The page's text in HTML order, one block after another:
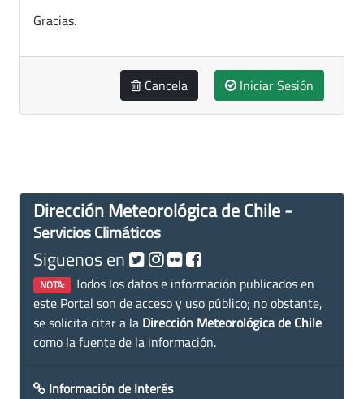
Gracias.
Cancela Iniciar Sesión
Dirección Meteorológica de Chile -
Servicios Climáticos
Siguenos en
NOTA: Todos los datos e información publicados en
este Portal son de acceso y uso público; no obstante,
se solicita citar a la Dirección Meteorológica de Chile
como la fuente de la información.
Información de Interés